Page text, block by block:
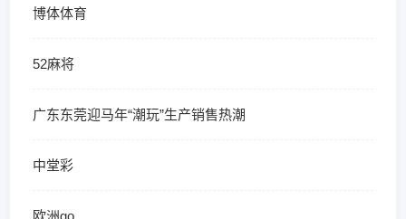
博体体育
52麻将
广东东莞迎马年“潮玩”生产销售热潮
中堂彩
欧洲go